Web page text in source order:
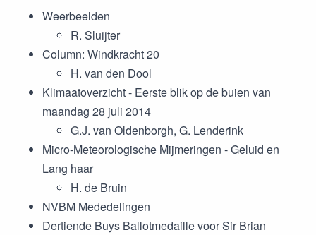
Weerbeelden
R. Sluijter
Column: Windkracht 20
H. van den Dool
Klimaatoverzicht - Eerste blik op de buien van
maandag 28 juli 2014
G.J. van Oldenborgh, G. Lenderink
Micro-Meteorologische Mijmeringen - Geluid en
Lang haar
H. de Bruin
NVBM Mededelingen
Dertiende Buys Ballotmedaille voor Sir Brian